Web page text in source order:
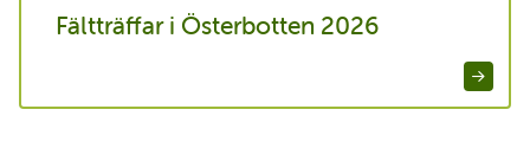
Fältträffar i Österbotten 2026